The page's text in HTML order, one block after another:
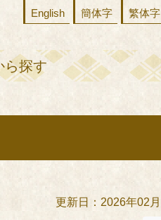
English 簡体字 繁体字
ら探す
更新日：2026年02